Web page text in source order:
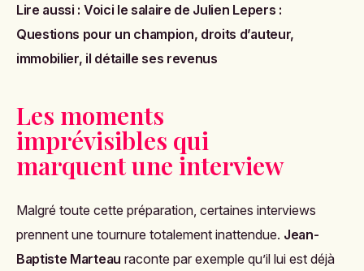
Lire aussi : Voici le salaire de Julien Lepers :
Questions pour un champion, droits d’auteur,
immobilier, il détaille ses revenus
Les moments
imprévisibles qui
marquent une interview
Malgré toute cette préparation, certaines interviews
prennent une tournure totalement inattendue. Jean-
Baptiste Marteau raconte par exemple qu’il lui est déjà